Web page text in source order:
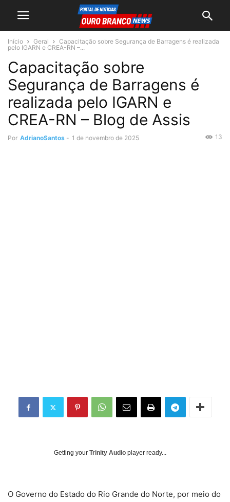
Início Geral
Capacitação sobre Segurança de Barragens é realizada
pelo IGARN e CREA-RN –...
Capacitação sobre
Segurança de Barragens é
realizada pelo IGARN e
CREA-RN – Blog de Assis
Por AdrianoSantos - 1 de novembro de 2025 13
Getting your Trinity Audio player ready...
O Governo do Estado do Rio Grande do Norte, por meio do